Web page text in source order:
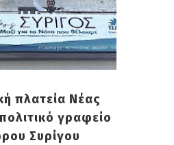
πλατεία Νέας
γραφείο
Συρίγου